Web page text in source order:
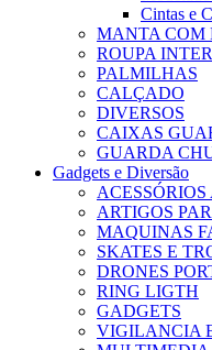
Cintas e
MANTA COM
ROUPA
PALMILHAS
CALÇADO
DIVERSOS
CAIXAS
GUARDA
Gadgets e Diversão
ARTIGOS
MAQUINAS
SKATES E
DRONES
RING LIGTH
GADGETS
VIGILANCIA